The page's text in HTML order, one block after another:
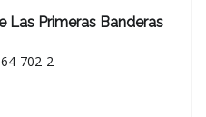
Las Primeras Banderas
702-2